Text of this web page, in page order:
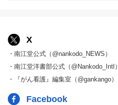
X
・南江堂公式（@nankodo_NEWS）
・南江堂洋書部公式（@Nankodo_Intl）
・『がん看護』編集室（@gankango）
Facebook